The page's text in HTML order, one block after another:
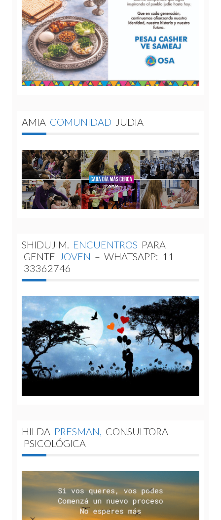
AMIA COMUNIDAD JUDIA
SHIDUJIM. ENCUENTROS PARA
GENTE JOVEN – WHATSAPP: 11
33362746
HILDA PRESMAN, CONSULTORA
PSICOLÓGICA